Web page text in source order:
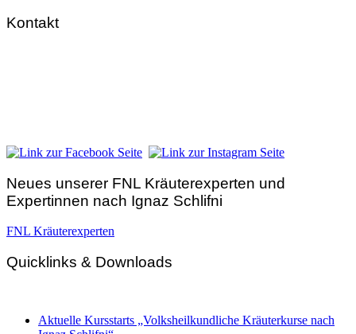
Kontakt
Neues unserer FNL Kräuterexperten und
Expertinnen nach Ignaz Schlifni
FNL Kräuterexperten
Quicklinks & Downloads
Aktuelle Kursstarts „Volksheilkundliche Kräuterkurse nach